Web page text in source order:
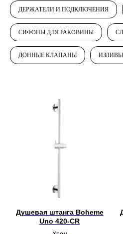
ДЕРЖАТЕЛИ И ПОДКЛЮЧЕНИЯ
СИФОНЫ ДЛЯ РАКОВИНЫ
ДОННЫЕ КЛАПАНЫ ИЗЛИВЫ
Душевая штанга Boheme
Uno 420-CR